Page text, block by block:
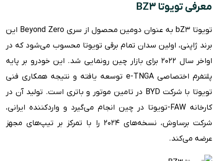
مشخصات فنی تویوتا BZ3
مزایا و معایب
معرفی تویوتا BZ3
تویوتا bZ3 به عنوان دومین محصول از سری Beyond Zero این
برند ژاپنی، اولین سدان تمام برقی تویوتا محسوب می‌شود که در
اواخر سال ۲۰۲۲ برای بازار چین رونمایی شد. این خودرو بر پایه
پلتفرم اختصاصی e-TNGA توسعه یافته و نتیجه همکاری فنی
تویوتا با شرکت BYD در تامین موتور و باتری است. تولید آن در
کارخانه FAW-تویوتا در چین انجام می‌گیرد و واردکننده ایرانی،
شرکت برساوش، نسخه‌های ۲۰۲۴ را با تمرکز بر تیپ‌های مجهز
عرضه می‌کند.